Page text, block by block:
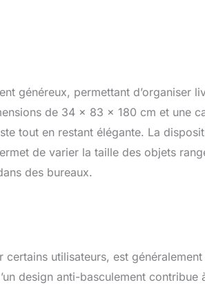
généreux, permettant d’organiser
de 34 x 83 x 180 cm et une
tout en restant élégante. La
de varier la taille des objets
des bureaux.
utilisateurs, est
design anti-basculement contribue